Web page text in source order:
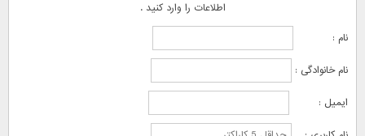
اطلاعات را وارد کنید .
نام :
نام خانوادگی :
ایمیل :